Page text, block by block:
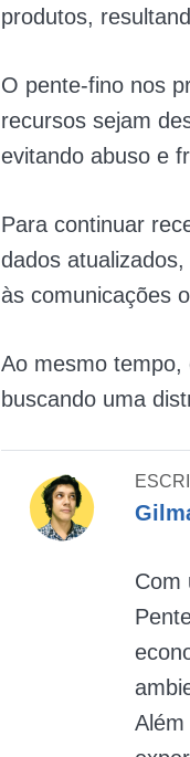
produtos,
O pente-fino nos
recursos sejam
evitando abuso e
Para continuar
dados
às comunicações
Ao mesmo tempo,
buscando uma
Com